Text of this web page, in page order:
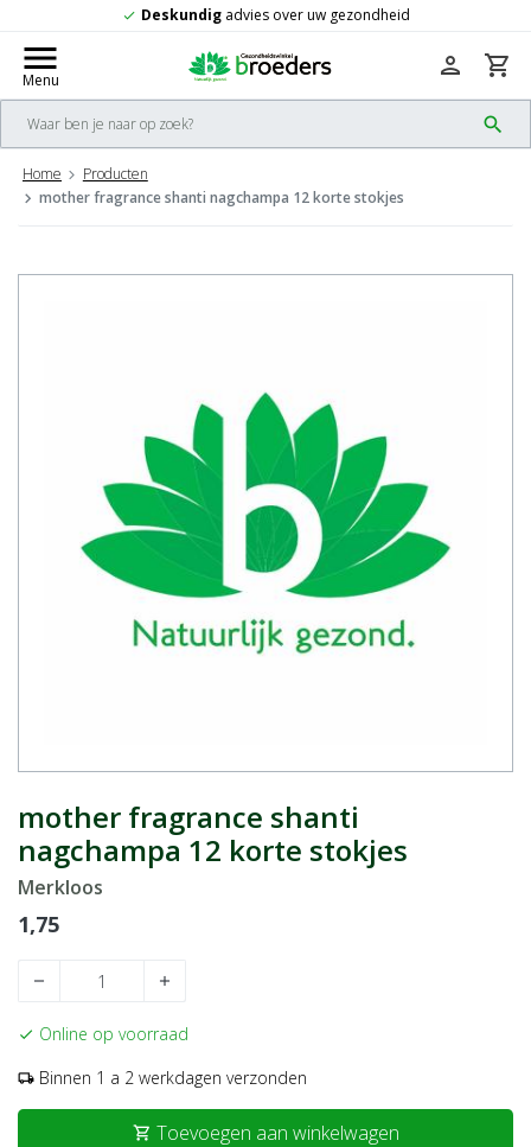
check Deskundigadvies over uw gezondheid
menu
Menu
search
person shopping_cart
Home
Producten
mother fragrance shanti nagchampa 12 korte stokjes
mother fragrance shanti
nagchampa 12 korte stokjes
Merkloos
1,75
remove add
check Online op voorraad
local_shipping Binnen 1 a 2 werkdagen verzonden
shopping_cart Toevoegen aan winkelwagen